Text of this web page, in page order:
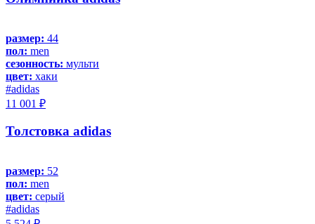
размер: 44
пол: men
сезонность: мульти
цвет: хаки
#adidas
11 001 ₽
Толстовка adidas
размер: 52
пол: men
цвет: серый
#adidas